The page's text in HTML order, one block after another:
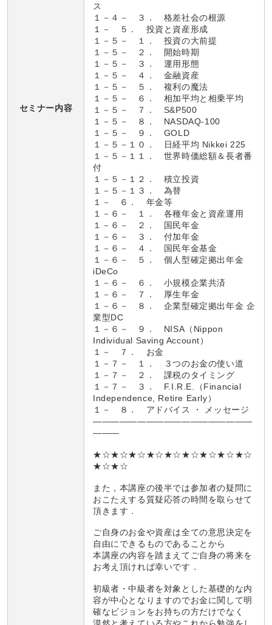
セミナー内容
ス
１－４－ ３． 格差社会の根源
１－ ５． 投資と資産形成
１－５－ １． 投資の大前提
１－５－ ２． 開始時期
１－５－ ３． 運用形態
１－５－ ４． 金融資産
１－５－ ５． 複利の魔法
１－５－ ６． 相加平均と相乗平均
１－５－ ７． S&P500
１－５－ ８． NASDAQ-100
１－５－ ９． GOLD
１－５－１０． 日経平均 Nikkei 225
１－５－１１． 世界時価総額＆長者番
付
１－５－１２． 積立投資
１－５－１３． 為替
１－ ６． 年金等
１－６－ １． 各種年金と資産運用
１－６－ ２． 国民年金
１－６－ ３． 付加年金
１－６－ ４． 国民年金基金
１－６－ ５． 個人型確定拠出年金
iDeCo
１－６－ ６． 小規模企業共済
１－６－ ７． 厚生年金
１－６－ ８． 企業型確定拠出年金 企
業型DC
１－６－ ９． NISA（Nippon
Individual Saving Account）
１－ ７． お金
１－７－ １． ３つのお金の使い道
１－７－ ２． 課税のタイミング
１－７－ ３． F.I.R.E.（Financial
Independence, Retire Early）
１－ ８． アドバイス ・ メッセージ
――――――――――――――――――
―――
★☆★☆★☆★☆★☆★☆★☆★☆★☆
★☆★☆
また，本講座の後半では参加者の疑問に
おこたえする質疑応答の時間を取らせて
頂きます．
ご自身のお金や資産は全ての意思決定を
自由にできるものであることから
本講座の内容を踏まえてご自身の将来を
お考え頂ければ幸いです．
初級者・中級者を対象とした基礎的な内
容が中心となりますのでお金に関して明
確なビジョンをお持ちの方だけでなく